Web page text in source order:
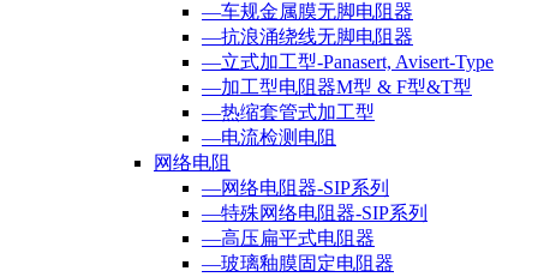
—车规金属膜无脚电阻器
—抗浪涌绕线无脚电阻器
—立式加工型-Panasert, Avisert-Type
—加工型电阻器M型 & F型&T型
—热缩套管式加工型
—电流检测电阻
网络电阻
—网络电阻器-SIP系列
—特殊网络电阻器-SIP系列
—高压扁平式电阻器
—玻璃釉膜固定电阻器